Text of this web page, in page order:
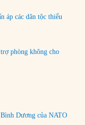
áp các dân tộc thiểu
phòng không cho
Dương của NATO